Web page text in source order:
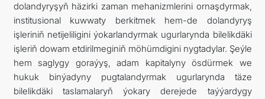
dolandyryşyň häzirki zaman mehanizmlerini ornaşdyrmak,
institusional kuwwaty berkitmek hem-de dolandyryş
işleriniň netijeliligini ýokarlandyrmak ugurlarynda bilelikdäki
işleriň dowam etdirilmeginiň möhümdigini nygtadylar. Şeýle
hem saglygy goraýyş, adam kapitalyny ösdürmek we
hukuk binýadyny pugtalandyrmak ugurlarynda täze
bilelikdäki taslamalaryň ýokary derejede taýýardygy